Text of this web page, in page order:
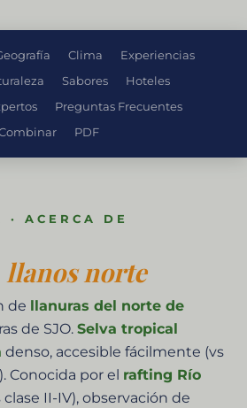
Clima
Experiencias
Sabores
Hoteles
Preguntas Frecuentes
PDF
ACERCA DE
llanos norte
de llanuras del norte de
de SJO. Selva tropical
denso, accesible fácilmente (vs
Conocida por el rafting Río
II-IV), observación de